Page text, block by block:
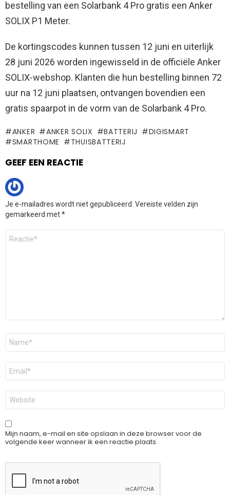
bestelling van een Solarbank 4 Pro gratis een Anker
SOLIX P1 Meter.
De kortingscodes kunnen tussen 12 juni en uiterlijk
28 juni 2026 worden ingewisseld in de officiële Anker
SOLIX-webshop. Klanten die hun bestelling binnen 72
uur na 12 juni plaatsen, ontvangen bovendien een
gratis spaarpot in de vorm van de Solarbank 4 Pro.
ANKER ANKER SOLIX BATTERIJ
DIGISMART
SMARTHOME
THUISBATTERIJ
GEEF EEN REACTIE
Je e-mailadres wordt niet gepubliceerd. Vereiste velden zijn
gemarkeerd met*
Reactie
Naam
E-
mail
*
Site
Mijn naam, e-mail en site opslaan in deze browser voor de
volgende keer wanneer ik een reactie plaats.